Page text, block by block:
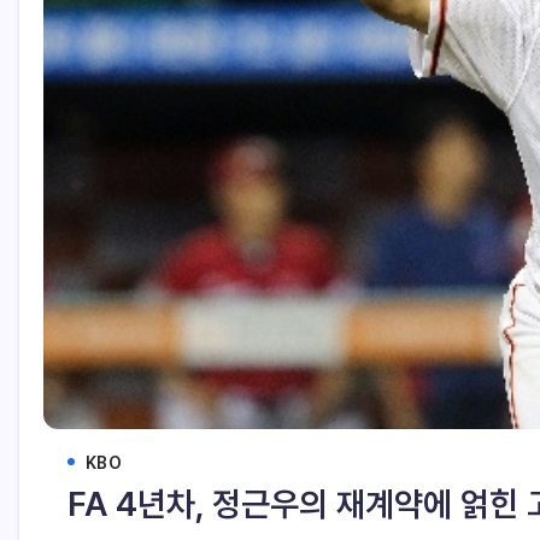
KBO
FA 4년차, 정근우의 재계약에 얽힌